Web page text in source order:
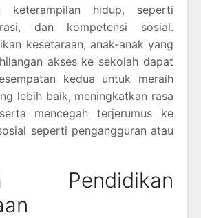
keterampilan hidup, seperti
dan kompetensi sosial.
kesetaraan, anak-anak yang
akses ke sekolah dapat
kedua untuk meraih
lebih baik, meningkatkan rasa
mencegah terjerumus ke
seperti pengangguran atau
Pendidikan